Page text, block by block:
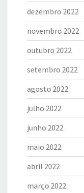
dezembro 2022
novembro 2022
outubro 2022
setembro 2022
agosto 2022
julho 2022
junho 2022
maio 2022
abril 2022
março 2022